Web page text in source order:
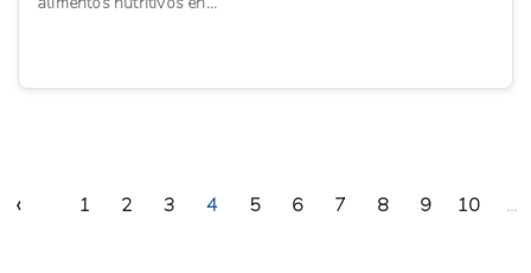
‹ 1 2 3 4 5 6 7 8 9 10 ...